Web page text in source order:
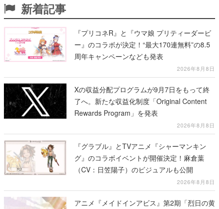
新着記事
『プリコネR』と『ウマ娘 プリティーダービ
ー』のコラボが決定！“最大170連無料”の8.5
周年キャンペーンなども発表
2026年8月8日
Xの収益分配プログラムが9月7日をもって終
了へ。新たな収益化制度「Original Content
Rewards Program」を発表
2026年8月8日
『グラブル』とTVアニメ『シャーマンキン
グ』のコラボイベントが開催決定！麻倉葉
（CV：日笠陽子）のビジュアルも公開
2026年8月8日
アニメ『メイドインアビス』第2期「烈日の黄